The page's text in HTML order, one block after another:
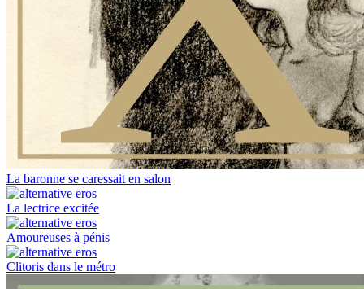
La baronne se caressait en salon
La lectrice excitée
Amoureuses à pénis
Clitoris dans le métro